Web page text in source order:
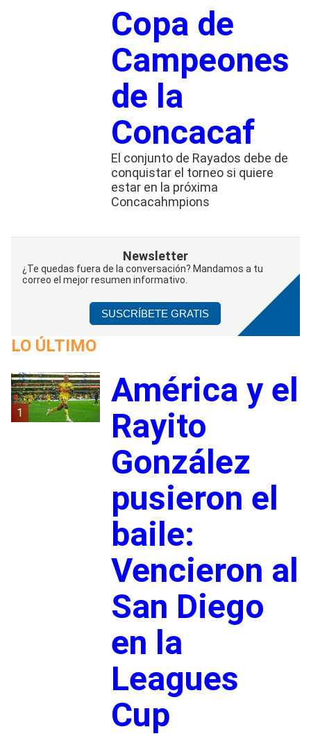
Copa de
Campeones
de la
Concacaf
El conjunto de Rayados debe de
conquistar el torneo si quiere
estar en la próxima
Concacahmpions
Newsletter
¿Te quedas fuera de la conversación? Mandamos a tu
correo el mejor resumen informativo.
SUSCRÍBETE GRATIS
LO ÚLTIMO
1
América y el
Rayito
González
pusieron el
baile:
Vencieron al
San Diego
en la
Leagues
Cup